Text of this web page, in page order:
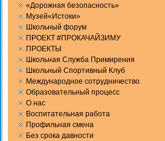
«Дорожная безопасность»
Музей«Истоки»
Школьный форум
ПРОЕКТ #ПРОКАЧАЙЗИМУ
ПРОЕКТЫ
Школьная Служба Примирения
Школьный Спортивный Клуб
Международное сотрудничество
Образовательный процесс
О нас
Воспитательная работа
Профильная смена
Без срока давности